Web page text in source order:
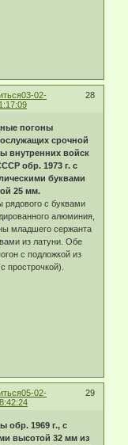
28
03-02-
погоны
срочной
внутренних войск
обр. 1973 г. с
буквами
25 мм.
рядового с буквами
алюминия,
младшего сержанта
из латуни. Обе
с подложкой из
прострочкой).
29
05-02-
обр. 1969 г., с
высотой 32 мм из